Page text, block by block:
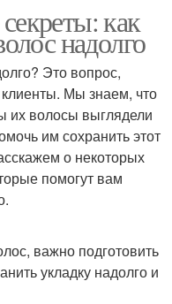
как
надолго
Это вопрос,
Мы знаем, что
их волосы выглядели
им сохранить этот
о некоторых
помогут вам
важно подготовить
укладку надолго и